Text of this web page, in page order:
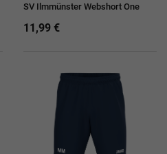
SV Ilmmünster Webshort One
11,99 €